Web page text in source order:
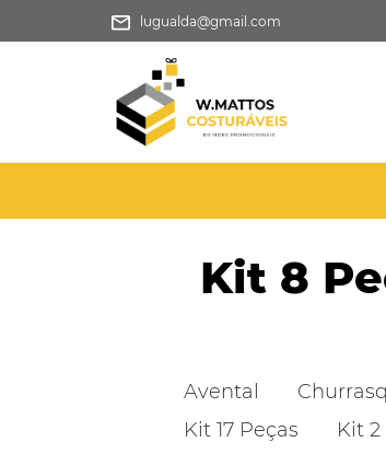
lugualda@gmail.com
Kit 8
Avental
Kit 17 Peças
Kit 2